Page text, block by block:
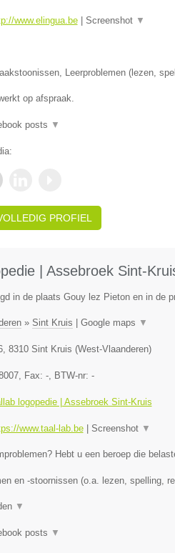
www.elingua.be| Screenshot ▼
Leerproblemen (lezen,
op afspraak.
posts ▼
PROFIEL
| Assebroek Sint-
in de plaats Gouy lez Pieton en in de
» Sint Kruis Google maps ▼
, 8310 Sint Kruis (West-Vlaanderen)
, Fax: -, BTW-nr: -
logopedie | Assebroek Sint-Kruis
www.taal-lab.be| Screenshot ▼
Hebt u een beroep die
en -stoornissen (o.a. lezen, spelling,
▼
posts ▼